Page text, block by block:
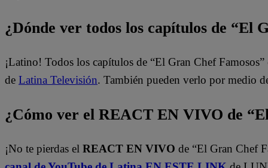
¿Dónde ver todos los capítulos de “El
¡Latino! Todos los capítulos de “El Gran Chef
de Latina Televisión. También pueden verlo por medio
¿Cómo ver el REACT EN VIVO de
¡No te pierdas el REACT EN VIVO de “El Gran Chef